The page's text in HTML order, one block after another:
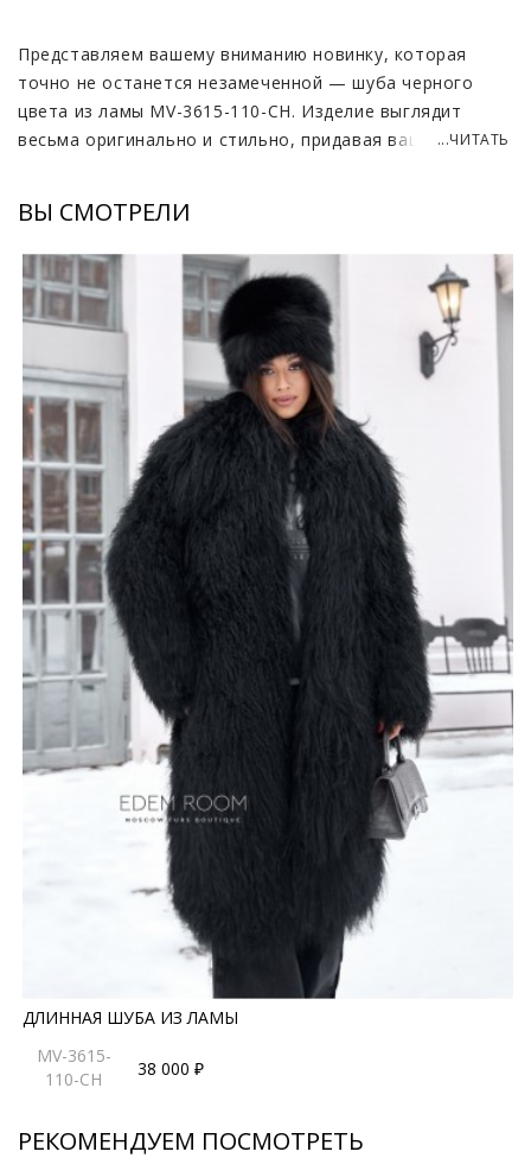
Представляем вашему вниманию новинку, которая
точно не останется незамеченной — шуба черного
цвета из ламы MV-3615-110-CH. Изделие выглядит
весьма оригинально и стильно, придавая вашему
и с кожаными брюками, а также с любой обувью
независимо от типа.
Натуральный мех ламы может внешне и напоминает
овчину, однако выглядит еще более роскошно. Одним
из его главных преимуществ является возможность
носить такую шубу даже в дождь и снег — материал не
портится при намокании и быстро высыхает. Это
изделие обладает превосходными эксплуатационными
характеристиками и будет радовать вас долгие годы.
Мех состоит из длинного ворса, от чего становится
очень пышным и прибавляет в объеме, а также
обеспечивает надежное тепло в морозную погоду.
Плюсом будет удлиненный крой изделия. Он сделает
носку шубы приятной и комфортной.
*описание несет информационный характер, состав и
правила ухода могут быть изменены производителем
...ЧИТАТЬ
ВЫ СМОТРЕЛИ
ДЛИННАЯ ШУБА ИЗ ЛАМЫ
MV-3615-
110-CH
38 000 ₽
РЕКОМЕНДУЕМ ПОСМОТРЕТЬ